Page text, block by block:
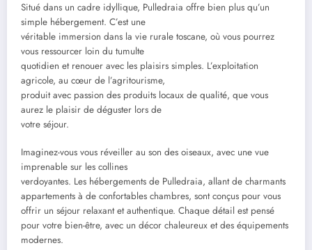
Situé dans un cadre idyllique, Pulledraia offre bien plus qu’un
simple hébergement. C’est une
véritable immersion dans la vie rurale toscane, où vous pourrez
vous ressourcer loin du tumulte
quotidien et renouer avec les plaisirs simples. L’exploitation
agricole, au cœur de l’agritourisme,
produit avec passion des produits locaux de qualité, que vous
aurez le plaisir de déguster lors de
votre séjour.
Imaginez-vous vous réveiller au son des oiseaux, avec une vue
imprenable sur les collines
verdoyantes. Les hébergements de Pulledraia, allant de charmants
appartements à de confortables chambres, sont conçus pour vous
offrir un séjour relaxant et authentique. Chaque détail est pensé
pour votre bien-être, avec un décor chaleureux et des équipements
modernes.